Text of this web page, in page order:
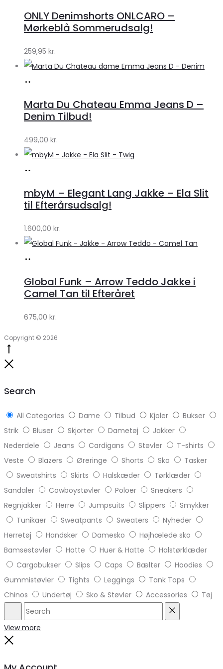
Klædeskabet.dk
ONLY Denimshorts ONLCARO –
Mørkeblå Sommerudsalg!
259,95 kr.
Klædeskabet.dk
Marta Du Chateau Emma Jeans D –
Denim Tilbud!
499,00 kr.
Lykke
Lykke
mbyM – Elegant Lang Jakke – Ela Slit
til Efterårsudsalg!
1.600,00 kr.
Lykke
Lykke
Global Funk – Arrow Teddo Jakke i
Camel Tan til Efteråret
675,00 kr.
Copyright © 2026
Search
All Categories Dame Tilbud Kjoler
Bukser
Strik
Bluser Skjorter Dametøj
Jakker
Nederdele
Jeans Cardigans Støvler
T-shirts
Veste
Blazers Øreringe Shorts Sko
Tasker
Sweatshirts
Skirts Halskæder
Tørklæder
Sandaler
Cowboystøvler Poloer
Sneakers
Regnjakker
Herre Jumpsuits Slippers
Smykker
Tunikaer
Sweatpants Sweaters
Nyheder
Herretøj
Handsker Damesko
Højhælede sko
Bamsestøvler
Hatte Huer & Hatte
Halstørklæder
Cargobukser
Slips Caps Bælter
Hoodies
Gummistøvler
Tights Leggings
Tank Tops
Chinos
Undertøj Sko & Støvler Accessories Tøj
Search
View more